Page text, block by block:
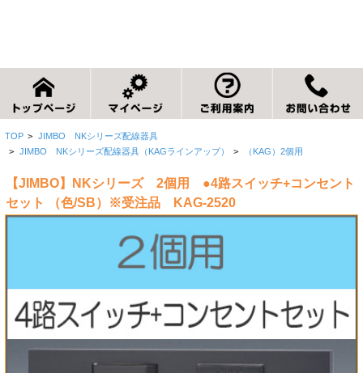
TOP > JIMBO NKシリーズ配線器具
> JIMBO NKシリーズ配線器具（KAGラインアップ） > （KAG）2個用
【JIMBO】NKシリーズ 2個用 ●4路スイッチ+コンセント
セット （色/SB）※受注品 KAG-2520